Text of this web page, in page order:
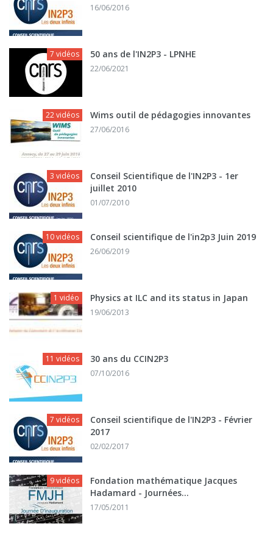
16/06/2016
7 vidéos 50 ans de l'IN2P3 - LPNHE
22/06/2021
22 vidéos Wims outil de pédagogies innovantes
27/06/2016
3 vidéos
Conseil Scientifique de l'IN2P3 - 1er
juillet 2010
01/07/2010
10 vidéos Conseil scientifique de l'in2p3 Juin 2019
26/06/2019
1 vidéo Physics at ILC and its status in Japan
19/06/2013
11 vidéos 30 ans du CCIN2P3
07/10/2016
7 vidéos
Conseil scientifique de l'IN2P3 - Février
2017
02/02/2017
9 vidéos
Fondation mathématique Jacques
Hadamard - Journées...
17/05/2011